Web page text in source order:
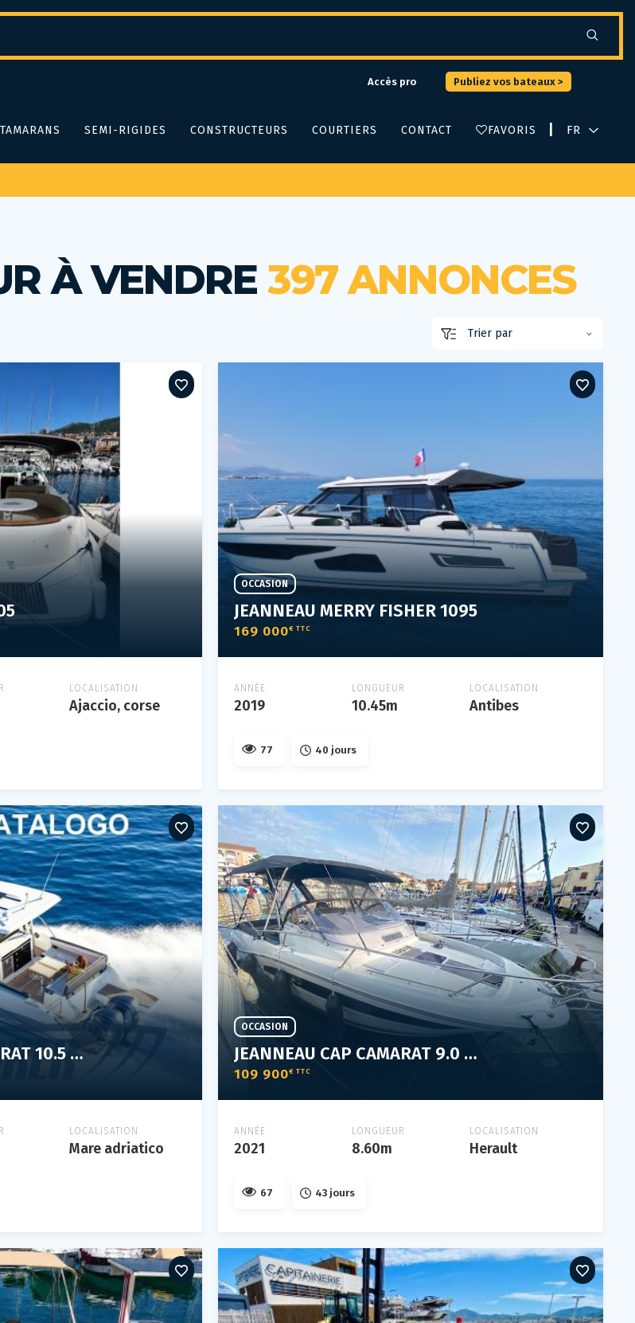
Accès pro Publiez vos bateaux >
SEMI-RIGIDES CONSTRUCTEURS COURTIERS CONTACT FAVORIS
À VENDRE 397 ANNONCES
LOCALISATION
Ajaccio, corse
JEANNEAU MERRY FISHER 1095
169 000€ TTC
OCCASION
ANNÉE
2019
LONGUEUR
10.45m
LOCALISATION
Antibes
77 40 jours
JEANNEAU CAP CAMARAT 10.5 WA SERIE 2
LOCALISATION
Mare adriatico
JEANNEAU CAP CAMARAT 9.0 WA
109 900€ TTC
OCCASION
ANNÉE
2021
LONGUEUR
8.60m
LOCALISATION
Herault
67 43 jours